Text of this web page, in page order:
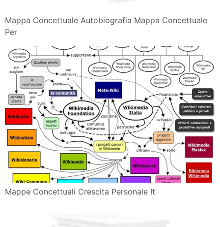
Mappa Concettuale Autobiografia Mappa Concettuale
Per
Mappe Concettuali Crescita Personale It